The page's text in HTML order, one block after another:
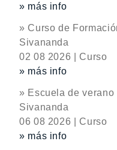
» más info
» Curso de
Sivananda
02 08 2026 | Curso
» más info
» Escuela de
Sivananda
06 08 2026 | Curso
» más info